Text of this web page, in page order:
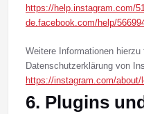
https://help.instagram.com/
de.facebook.com/help/
Weitere Informationen hierzu
Datenschutzerklärung von
https://instagram.com/
6. Plugins